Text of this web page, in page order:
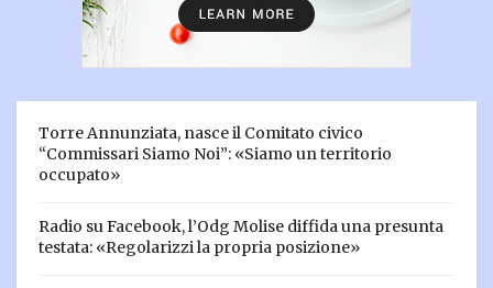
Torre Annunziata, nasce il Comitato civico
“Commissari Siamo Noi”: «Siamo un territorio
occupato»
Radio su Facebook, l’Odg Molise diffida una presunta
testata: «Regolarizzi la propria posizione»